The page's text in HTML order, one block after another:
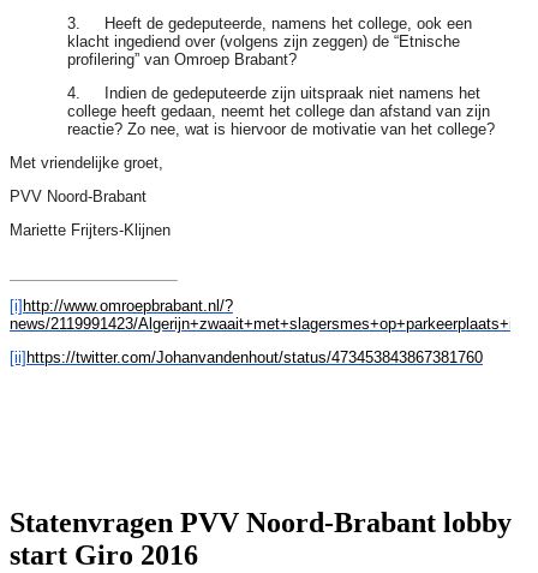
3. Heeft de gedeputeerde, namens het college, ook een
klacht ingediend over (volgens zijn zeggen) de “Etnische
profilering” van Omroep Brabant?
4. Indien de gedeputeerde zijn uitspraak niet namens het
college heeft gedaan, neemt het college dan afstand van zijn
reactie? Zo nee, wat is hiervoor de motivatie van het college?
Met vriendelijke groet,
PVV Noord-Brabant
Mariette Frijters-Klijnen
[i] http://www.omroepbrabant.nl/?
news/2119991423/
[ii] https://twitter.com/Johanvandenhout/status/473453843867381760
Statenvragen PVV Noord-Brabant lobby
start Giro 2016